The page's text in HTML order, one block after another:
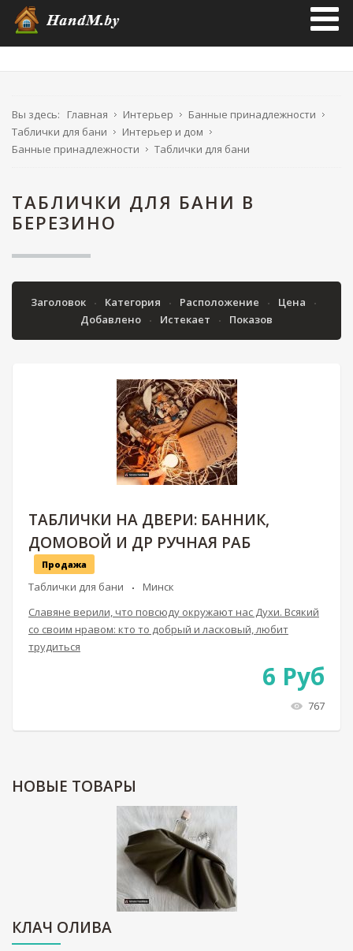
Вы здесь: Главная Интерьер
Банные принадлежности
Таблички для бани
Интерьер и дом
Банные принадлежности
Таблички для бани
ТАБЛИЧКИ ДЛЯ БАНИ В
БЕРЕЗИНО
Заголовок Категория Расположение
Цена
Добавлено
Истекает Показов
ТАБЛИЧКИ НА ДВЕРИ: БАННИК,
ДОМОВОЙ И ДР РУЧНАЯ РАБ
Продажа
Таблички для бани
Минск
Славяне верили, что повсюду окружают нас Духи. Всякий
со своим нравом: кто то добрый и ласковый, любит
трудиться
6 Руб
767
НОВЫЕ ТОВАРЫ
КЛАЧ ОЛИВА